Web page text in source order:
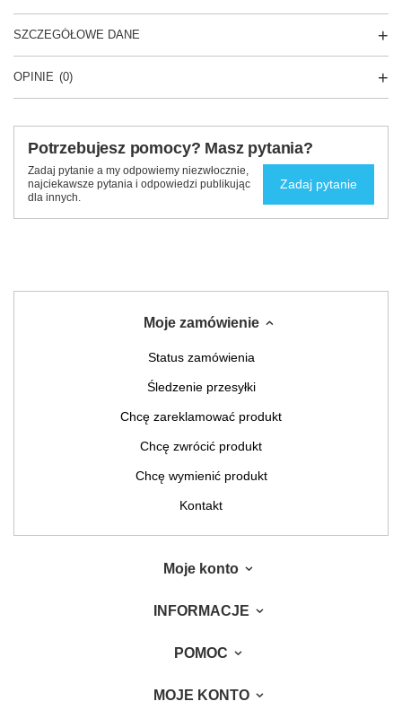
SZCZEGÓŁOWE DANE
OPINIE (0)
Potrzebujesz pomocy? Masz pytania?
Zadaj pytanie a my odpowiemy niezwłocznie,
najciekawsze pytania i odpowiedzi publikując
dla innych.
Zadaj pytanie
Moje zamówienie
Status zamówienia
Śledzenie przesyłki
Chcę zareklamować produkt
Chcę zwrócić produkt
Chcę wymienić produkt
Kontakt
Moje konto
INFORMACJE
POMOC
MOJE KONTO